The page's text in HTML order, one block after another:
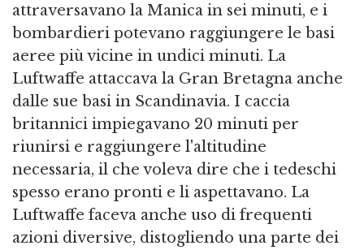
attraversavano la Manica in sei minuti, e i
bombardieri potevano raggiungere le basi
aeree più vicine in undici minuti. La
Luftwaffe attaccava la Gran Bretagna anche
dalle sue basi in Scandinavia. I caccia
britannici impiegavano 20 minuti per
riunirsi e raggiungere l'altitudine
necessaria, il che voleva dire che i tedeschi
spesso erano pronti e li aspettavano. La
Luftwaffe faceva anche uso di frequenti
azioni diversive, distogliendo una parte dei